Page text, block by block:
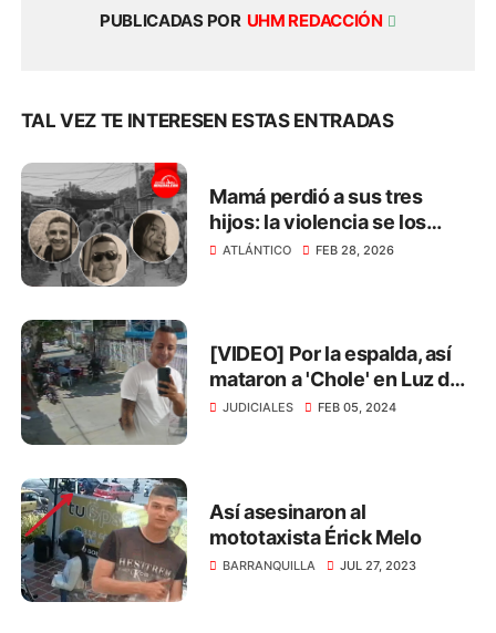
PUBLICADAS POR UHM REDACCIÓN
TAL VEZ TE INTERESEN ESTAS ENTRADAS
Mamá perdió a sus tres
hijos: la violencia se los
arrebató en menos de 3
ATLÁNTICO FEB 28, 2026
[VIDEO] Por la espalda, así
mataron a 'Chole' en Luz del
Mundo
JUDICIALES FEB 05, 2024
Así asesinaron al
mototaxista Érick Melo
BARRANQUILLA JUL 27, 2023